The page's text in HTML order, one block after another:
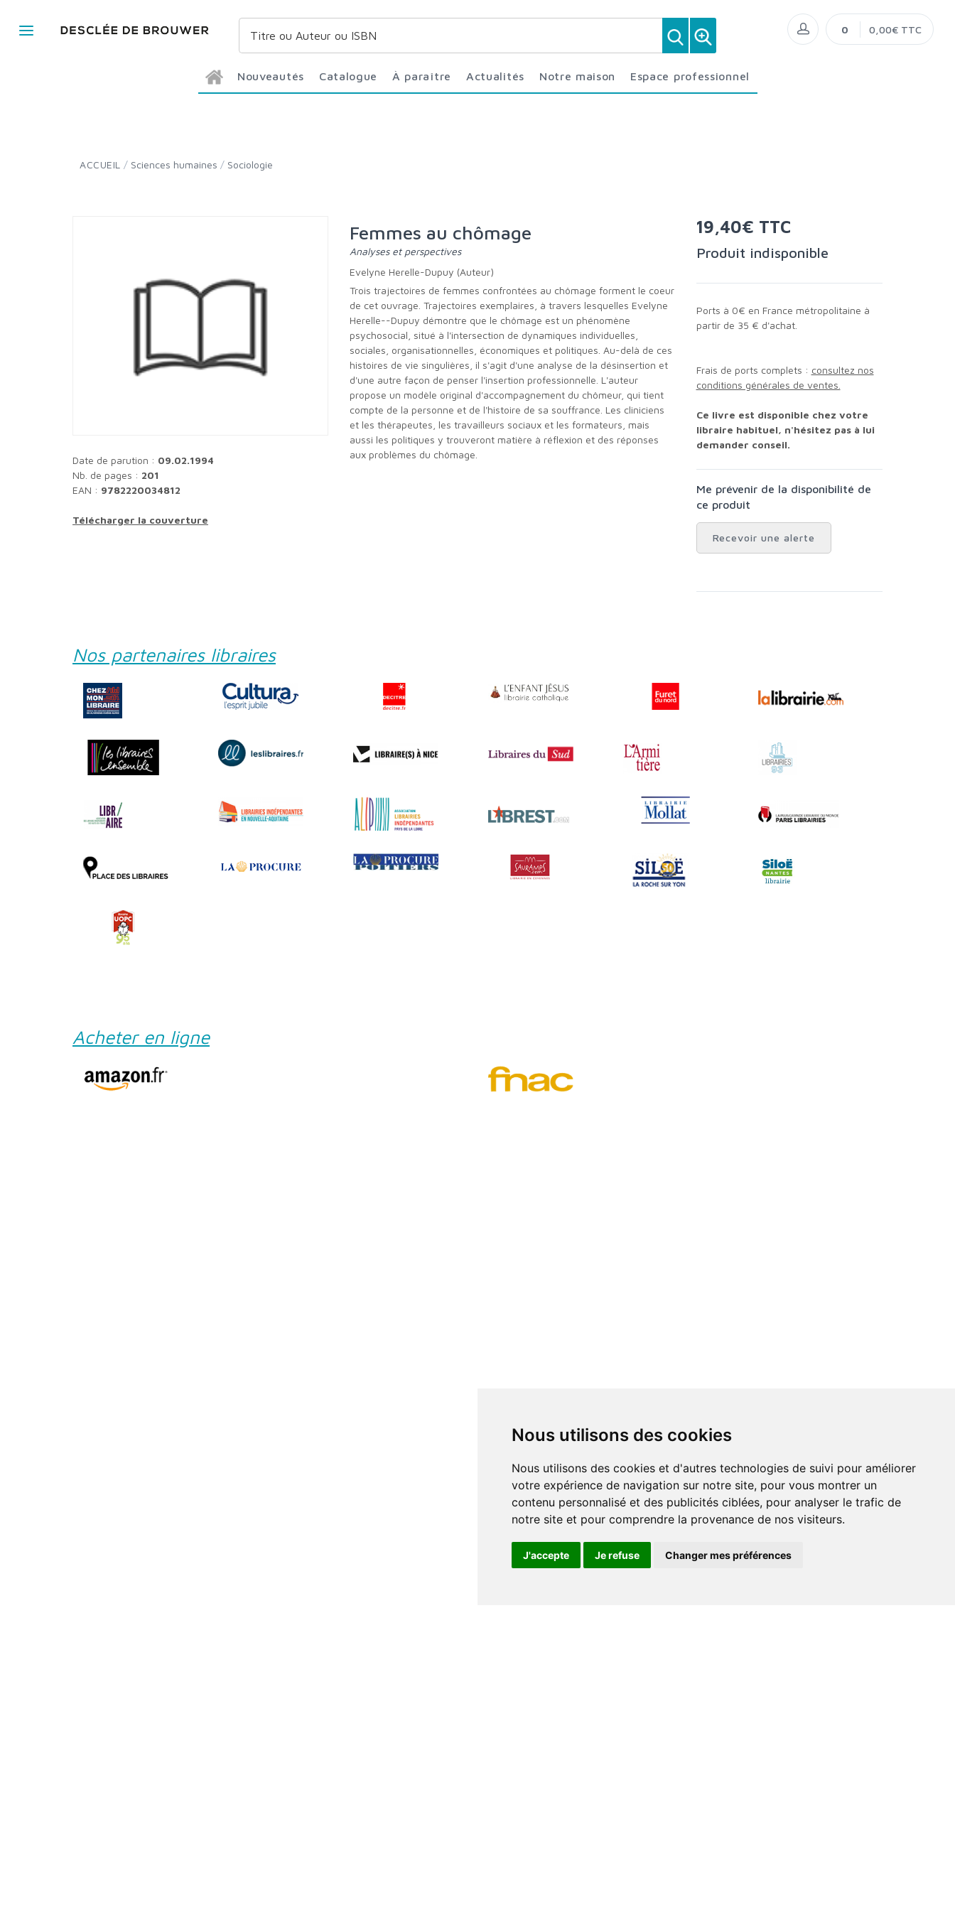
Nous utilisons des cookies
Nous utilisons des cookies et d'autres technologies de suivi pour améliorer
votre expérience de navigation sur notre site, pour vous montrer un
contenu personnalisé et des publicités ciblées, pour analyser le trafic de
notre site et pour comprendre la provenance de nos visiteurs.
J'accepte Je refuse Changer mes préférences
Nouveautés Catalogue À paraître Actualités Notre maison Espace professionnel
0 0,00€ TTC
ACCUEIL / Sciences humaines / Sociologie
Date de parution : 09.02.1994
Nb. de pages : 201
EAN : 9782220034812
Télécharger la couverture
Femmes au chômage
Analyses et perspectives
Evelyne Herelle-Dupuy (Auteur)
Trois trajectoires de femmes confrontées au chômage forment le coeur
de cet ouvrage. Trajectoires exemplaires, à travers lesquelles Evelyne
Herelle--Dupuy démontre que le chômage est un phénomène
psychosocial, situé à l'intersection de dynamiques individuelles,
sociales, organisationnelles, économiques et politiques. Au-delà de ces
histoires de vie singulières, il s'agit d'une analyse de la désinsertion et
d'une autre façon de penser l'insertion professionnelle. L'auteur
propose un modèle original d'accompagnement du chômeur, qui tient
compte de la personne et de l'histoire de sa souffrance. Les cliniciens
et les thérapeutes, les travailleurs sociaux et les formateurs, mais
aussi les politiques y trouveront matière à réflexion et des réponses
aux problèmes du chômage.
19,40€ TTC
Produit indisponible
Ports à 0€ en France métropolitaine à
partir de 35 € d'achat.
Frais de ports complets : consultez nos
conditions générales de ventes.
Ce livre est disponible chez votre
libraire habituel, n'hésitez pas à lui
demander conseil.
Me prévenir de la disponibilité de
ce produit
Recevoir une alerte
Nos partenaires libraires
Acheter en ligne